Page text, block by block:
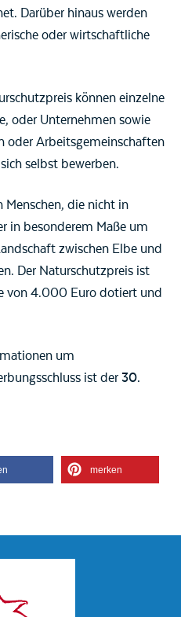
Darüber hinaus werden
oder wirtschaftliche
können einzelne
oder Unternehmen sowie
oder Arbeitsgemeinschaften
selbst bewerben.
Menschen, die nicht in
in besonderem Maße um
zwischen Elbe und
Der Naturschutzpreis ist
von 4.000 Euro dotiert und
um
ist der 30.
merken